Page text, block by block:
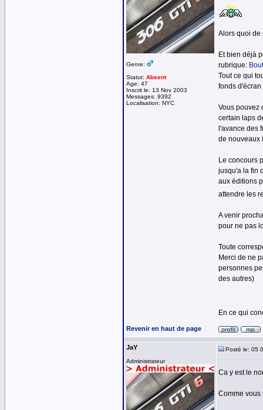
Genre:
Statut: Absent
Age: 47
Inscrit le: 13 Nov 2003
Messages: 9392
Localisation: NYC
Alors quoi de
Et bien déjà
rubrique:
Tout ce qui
fonds
Vous pouvez
certain laps
l'avance des
de nouveaux
Le concours
jusqu'a la fin
aux éditions
attendre les
A venir
pour ne pas
Toute
Merci de ne
personnes
des autres)
En ce qui
Revenir en haut de page
JaY
Administrateur
Posté le: 05
Ca y est le
Comme vous